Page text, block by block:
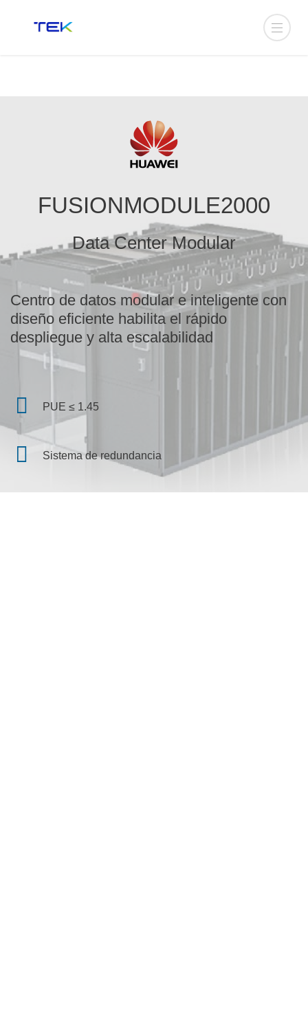
FUSIONMODULE2000
Data Center Modular
Centro de datos modular e inteligente con
diseño eficiente habilita el rápido
despliegue y alta escalabilidad
PUE ≤ 1.45
Sistema de redundancia